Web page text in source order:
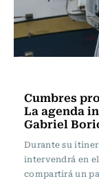
Cumbres
La agenda
Gabriel
Durante su
intervendrá en
compartirá un